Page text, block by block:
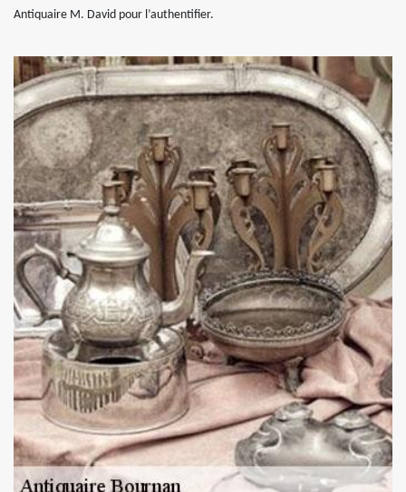
Antiquaire M. David pour l’authentifier.